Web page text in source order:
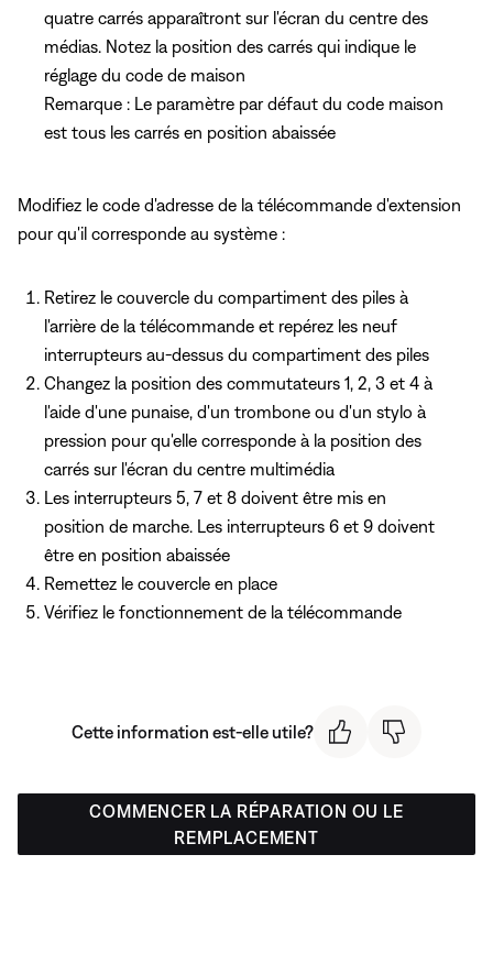
quatre carrés apparaîtront sur l'écran du centre des
médias. Notez la position des carrés qui indique le
réglage du code de maison
Remarque : Le paramètre par défaut du code maison
est tous les carrés en position abaissée
Modifiez le code d'adresse de la télécommande d'extension
pour qu'il corresponde au système :
Retirez le couvercle du compartiment des piles à
l'arrière de la télécommande et repérez les neuf
interrupteurs au-dessus du compartiment des piles
Changez la position des commutateurs 1, 2, 3 et 4 à
l'aide d'une punaise, d'un trombone ou d'un stylo à
pression pour qu'elle corresponde à la position des
carrés sur l'écran du centre multimédia
Les interrupteurs 5, 7 et 8 doivent être mis en
position de marche. Les interrupteurs 6 et 9 doivent
être en position abaissée
Remettez le couvercle en place
Vérifiez le fonctionnement de la télécommande
Cette information est-elle utile?
COMMENCER LA RÉPARATION OU LE
REMPLACEMENT